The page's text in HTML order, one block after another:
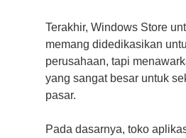
Terakhir, Windows Store
memang didedikasikan
perusahaan, tapi
yang sangat besar untuk
pasar.
Pada dasarnya, toko